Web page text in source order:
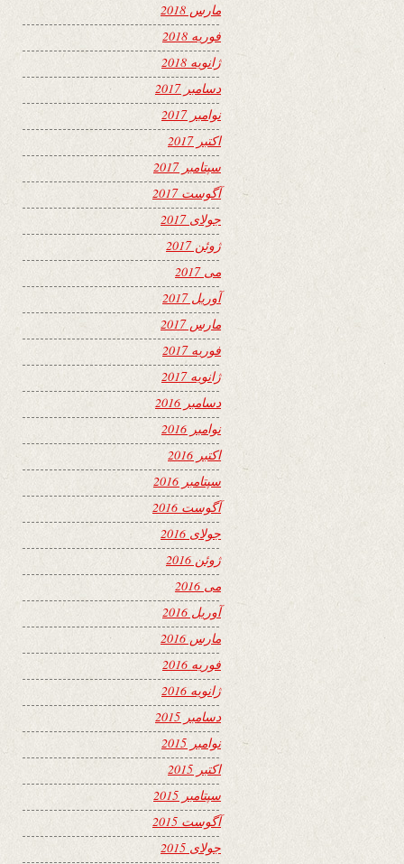
مارس 2018
فوریه 2018
ژانویه 2018
دسامبر 2017
نوامبر 2017
اکتبر 2017
سپتامبر 2017
آگوست 2017
جولای 2017
ژوئن 2017
می 2017
آوریل 2017
مارس 2017
فوریه 2017
ژانویه 2017
دسامبر 2016
نوامبر 2016
اکتبر 2016
سپتامبر 2016
آگوست 2016
جولای 2016
ژوئن 2016
می 2016
آوریل 2016
مارس 2016
فوریه 2016
ژانویه 2016
دسامبر 2015
نوامبر 2015
اکتبر 2015
سپتامبر 2015
آگوست 2015
جولای 2015